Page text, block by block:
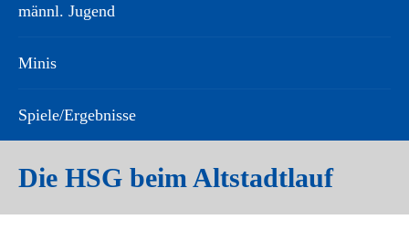
männl. Jugend
Minis
Spiele/Ergebnisse
Die HSG beim Altstadtlauf